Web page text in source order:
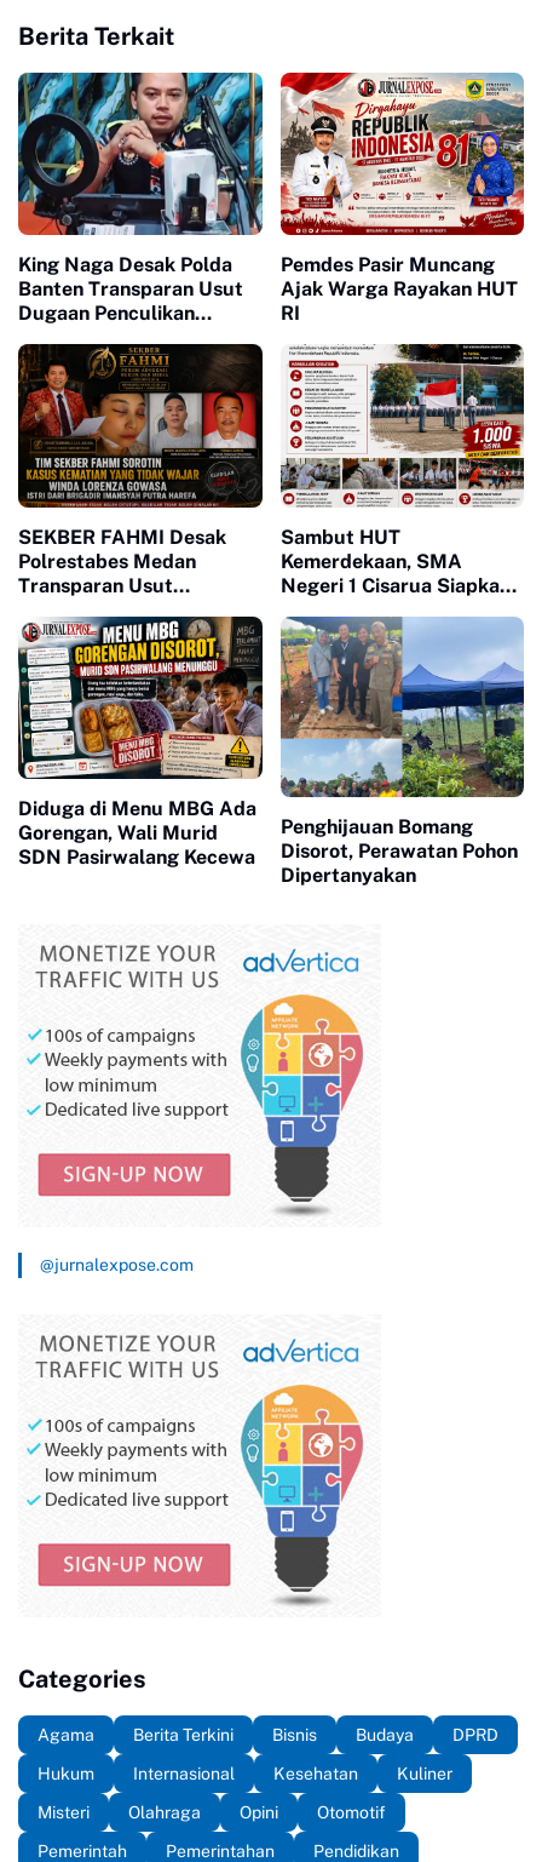
Berita Terkait
King Naga Desak Polda
Banten Transparan Usut
Dugaan Penculikan
Pemdes Pasir Muncang
Ajak Warga Rayakan HUT
RI
SEKBER FAHMI Desak
Polrestabes Medan
Transparan Usut
Sambut HUT
Kemerdekaan, SMA
Negeri 1 Cisarua Siapkan
Siswa
Diduga di Menu MBG Ada
Gorengan, Wali Murid
SDN Pasirwalang Kecewa
Penghijauan Bomang
Disorot, Perawatan Pohon
Dipertanyakan
@jurnalexpose.com
Categories
Agama Berita Terkini Bisnis Budaya
DPRD
Hukum
Internasional Kesehatan
Kuliner
Misteri
Olahraga Opini
Otomotif
Pemerintah
Pemerintahan
Pendidikan